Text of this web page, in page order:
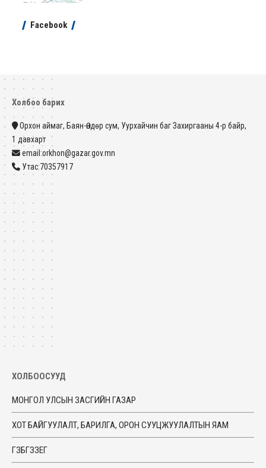
Facebook
Холбоо барих
Орхон аймаг, Баян-Өндөр сум, Уурхайчин баг Захиргааны 4-р байр,
1 давхарт
email:orkhon@gazar.gov.mn
Утас:70357917
ХОЛБООСУУД
МОНГОЛ УЛСЫН ЗАСГИЙН ГАЗАР
ХОТ БАЙГУУЛАЛТ, БАРИЛГА, ОРОН СУУЦЖУУЛАЛТЫН ЯАМ
ГЗБГЗЗЕГ